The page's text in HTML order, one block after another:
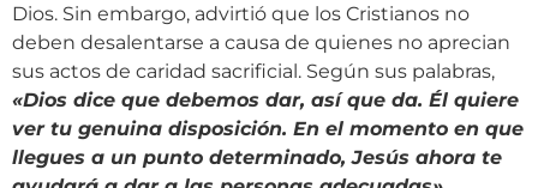
Dios. Sin embargo, advirtió que los Cristianos no
deben desalentarse a causa de quienes no aprecian
sus actos de caridad sacrificial. Según sus palabras,
«Dios dice que debemos dar, así que da. Él quiere
ver tu genuina disposición. En el momento en que
llegues a un punto determinado, Jesús ahora te